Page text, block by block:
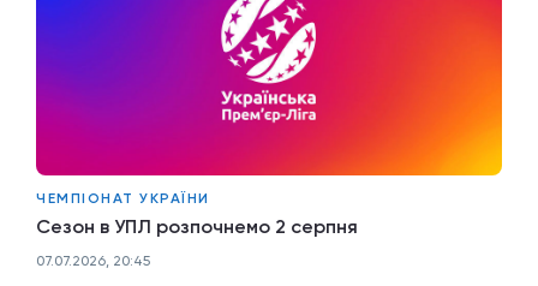
ЧЕМПІОНАТ УКРАЇНИ
Сезон в УПЛ розпочнемо 2 серпня
07.07.2026, 20:45